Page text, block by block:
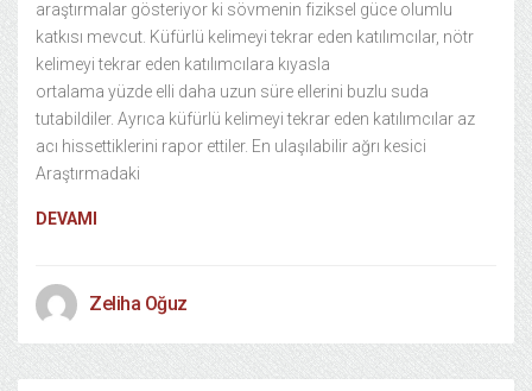
araştırmalar gösteriyor ki sövmenin fiziksel güce olumlu
katkısı mevcut. Küfürlü kelimeyi tekrar eden katılımcılar, nötr
kelimeyi tekrar eden katılımcılara kıyasla
ortalama yüzde elli daha uzun süre ellerini buzlu suda
tutabildiler. Ayrıca küfürlü kelimeyi tekrar eden katılımcılar az
acı hissettiklerini rapor ettiler. En ulaşılabilir ağrı kesici
Araştırmadaki
DEVAMI
Zeliha Oğuz